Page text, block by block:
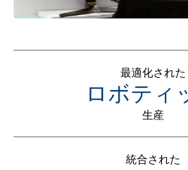
最適化された
ロボティ
生産
統合された